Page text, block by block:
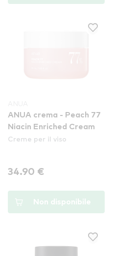
ANUA crema - Peach 77
Niacin Enriched Cream
Creme per il viso
34.90 €
Non disponibile